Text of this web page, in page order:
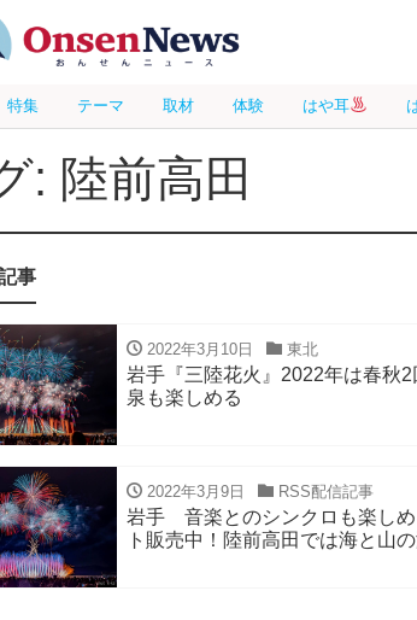
特集 テーマ 取材 体験 はや耳
: 陸前高田
事
2022年3月10日 東北
岩手『三陸花火』2022年は春秋
泉も楽しめる
2022年3月9日 RSS配信記事
岩手 音楽とのシンクロも楽しめ
ト販売中！陸前高田では海と山の